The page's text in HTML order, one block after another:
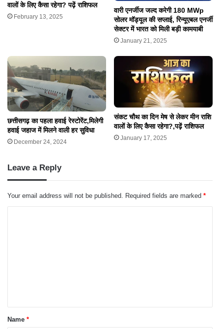
वालों के लिए कैसा रहेगा? पढ़ें राशिफल
February 13, 2025
वारी एनर्जीज जल्द करेगी 180 MWp
सोलर मॉड्यूल की सप्लाई, रिन्यूएबल एनर्जी
सेक्टर में भारत को मिली बड़ी कामयाबी
January 21, 2025
छत्तीसगढ़ का पहला हवाई रेस्टोरेंट,मिलेगी
हवाई जहाज में मिलने वाली हर सुविधा
December 24, 2024
संकट चौथ का दिन मेष से लेकर मीन राशि
वालों के लिए कैसा रहेगा?,पढ़ें राशिफल
January 17, 2025
Leave a Reply
Your email address will not be published. Required fields are marked *
*Name *